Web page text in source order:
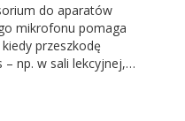
do aparatów
mikrofonu pomaga
przeszkodę
– np. w sali lekcyjnej,